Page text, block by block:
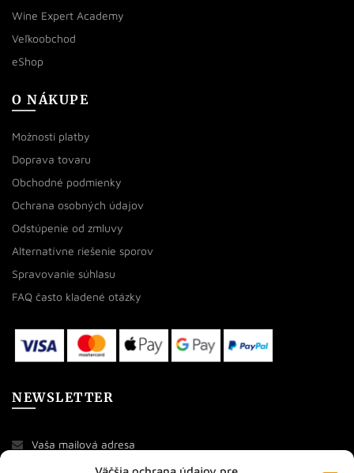
Wine Expert Academy
Veľkoobchod
eShop
O NÁKUPE
Možnosti platby
Doprava tovaru
Obchodné podmienky
Ochrana osobných údajov
Odstúpenie od zmluvy
Alternatívne riešenie sporov
Spravovanie súhlasu
FAQ často kladené otázky
NEWSLETTER